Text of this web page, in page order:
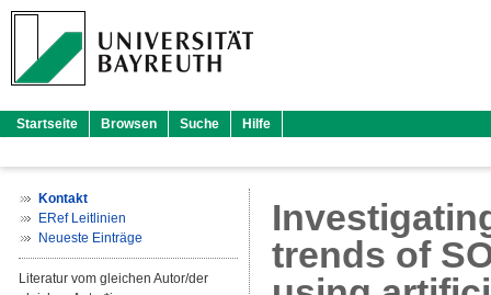
Startseite Browsen Suche Hilfe
Kontakt
ERef Leitlinien
Neueste Einträge
Literatur vom gleichen Autor/der
trends of